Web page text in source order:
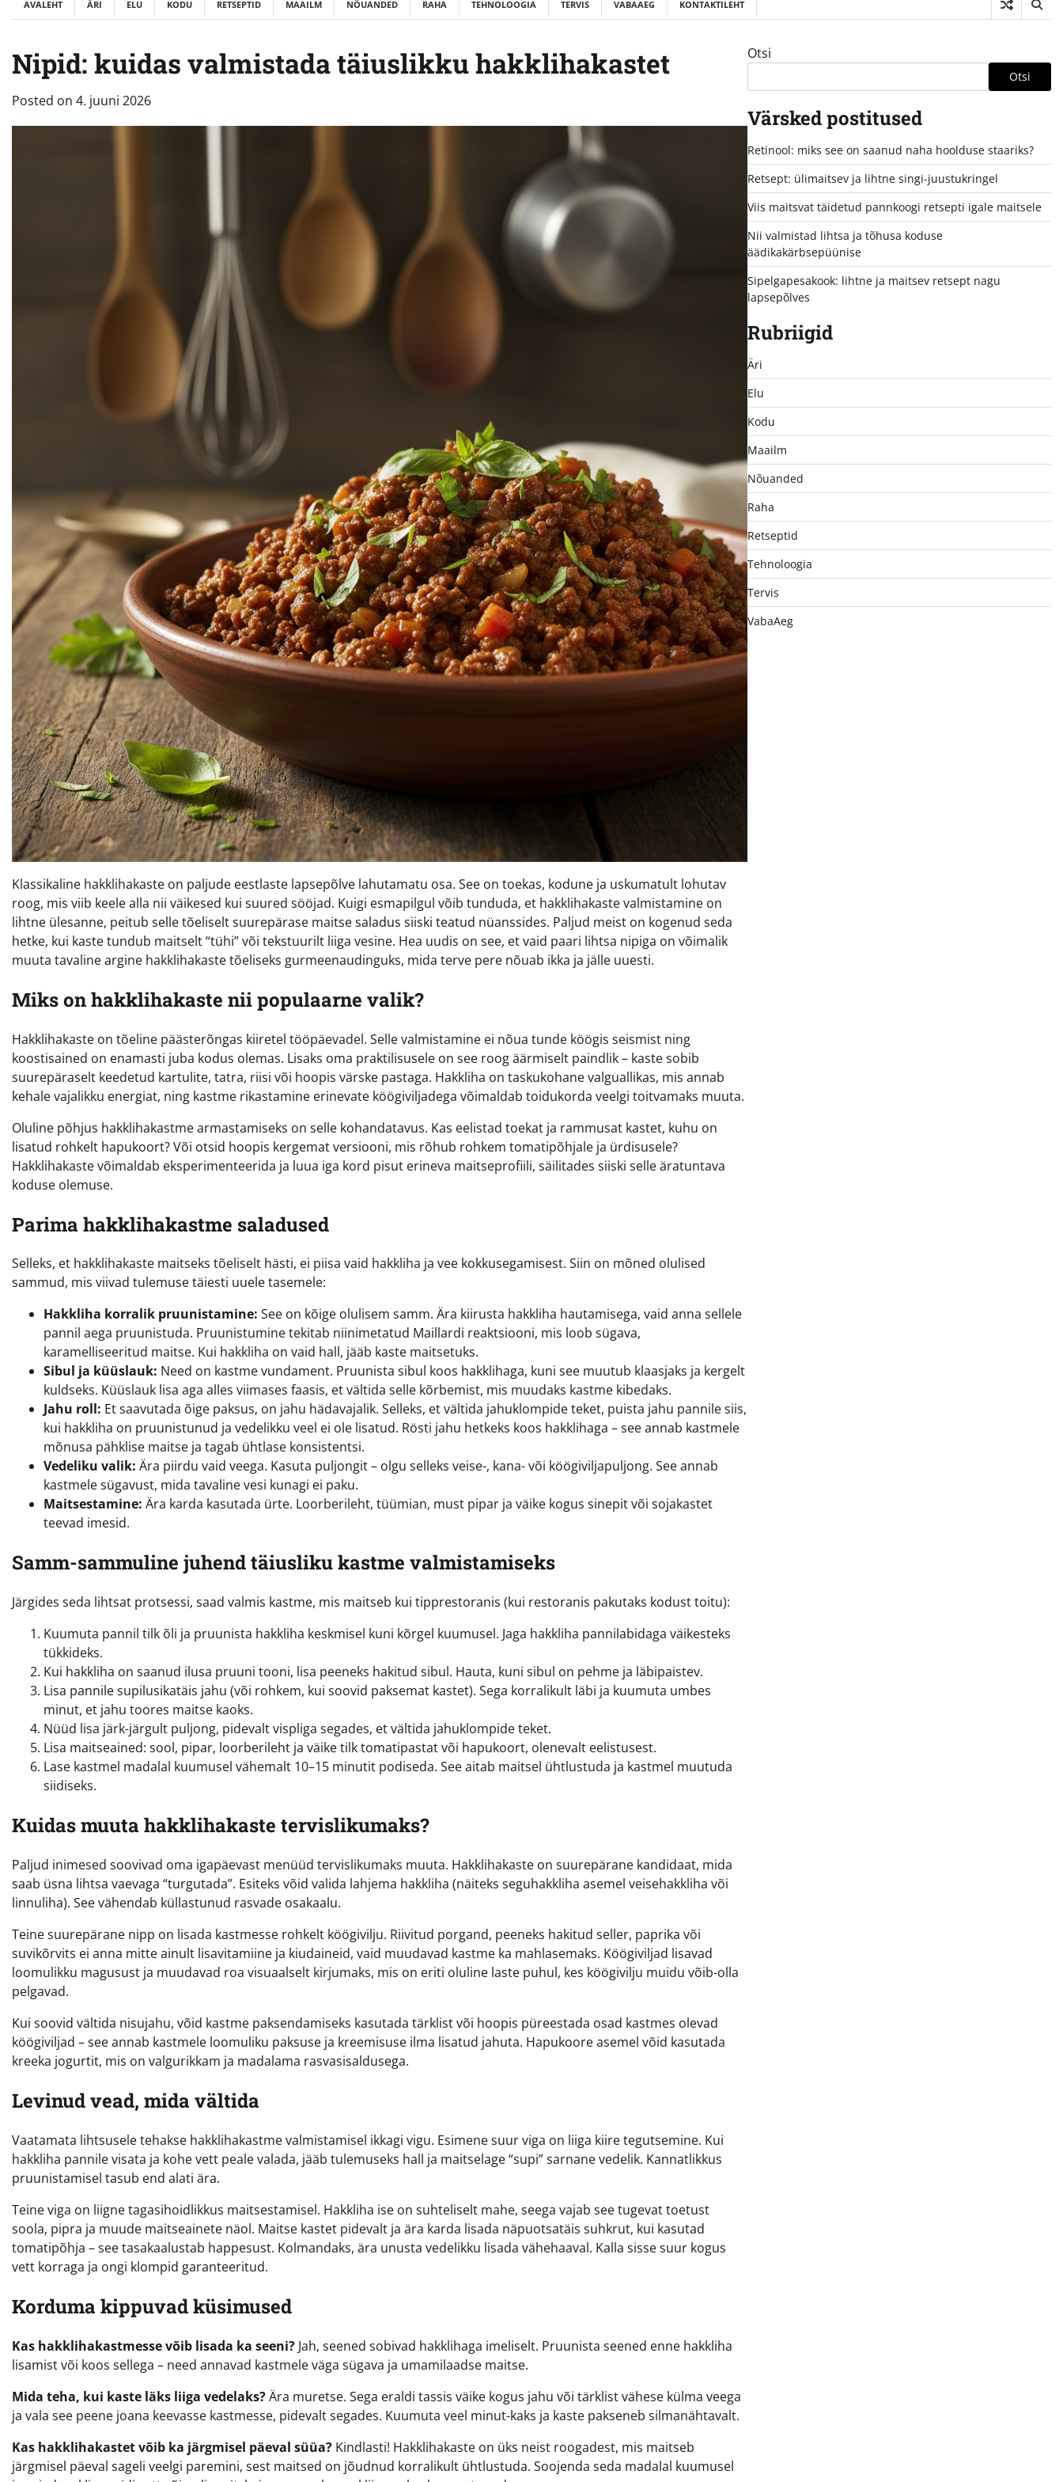
AVALEHT ÄRI ELU KODU RETSEPTID MAAILM NÕUANDED RAHA TEHNOLOOGIA TERVIS VABAAEG KONTAKTILEHT
Nipid: kuidas valmistada täiuslikku hakklihakastet
Posted on 4. juuni 2026
Klassikaline hakklihakaste on paljude eestlaste lapsepõlve lahutamatu osa. See on toekas, kodune ja uskumatult lohutav
roog, mis viib keele alla nii väikesed kui suured sööjad. Kuigi esmapilgul võib tunduda, et hakklihakaste valmistamine on
lihtne ülesanne, peitub selle tõeliselt suurepärase maitse saladus siiski teatud nüanssides. Paljud meist on kogenud seda
hetke, kui kaste tundub maitselt “tühi” või tekstuurilt liiga vesine. Hea uudis on see, et vaid paari lihtsa nipiga on võimalik
muuta tavaline argine hakklihakaste tõeliseks gurmeenaudinguks, mida terve pere nõuab ikka ja jälle uuesti.
Miks on hakklihakaste nii populaarne valik?
Hakklihakaste on tõeline päästerõngas kiiretel tööpäevadel. Selle valmistamine ei nõua tunde köögis seismist ning
koostisained on enamasti juba kodus olemas. Lisaks oma praktilisusele on see roog äärmiselt paindlik – kaste sobib
suurepäraselt keedetud kartulite, tatra, riisi või hoopis värske pastaga. Hakkliha on taskukohane valguallikas, mis annab
kehale vajalikku energiat, ning kastme rikastamine erinevate köögiviljadega võimaldab toidukorda veelgi toitvamaks muuta.
Oluline põhjus hakklihakastme armastamiseks on selle kohandatavus. Kas eelistad toekat ja rammusat kastet, kuhu on
lisatud rohkelt hapukoort? Või otsid hoopis kergemat versiooni, mis rõhub rohkem tomatipõhjale ja ürdisusele?
Hakklihakaste võimaldab eksperimenteerida ja luua iga kord pisut erineva maitseprofiili, säilitades siiski selle äratuntava
koduse olemuse.
Parima hakklihakastme saladused
Selleks, et hakklihakaste maitseks tõeliselt hästi, ei piisa vaid hakkliha ja vee kokkusegamisest. Siin on mõned olulised
sammud, mis viivad tulemuse täiesti uuele tasemele:
Hakkliha korralik pruunistamine: See on kõige olulisem samm. Ära kiirusta hakkliha hautamisega, vaid anna sellele
pannil aega pruunistuda. Pruunistumine tekitab niinimetatud Maillardi reaktsiooni, mis loob sügava,
karamelliseeritud maitse. Kui hakkliha on vaid hall, jääb kaste maitsetuks.
Sibul ja küüslauk: Need on kastme vundament. Pruunista sibul koos hakklihaga, kuni see muutub klaasjaks ja kergelt
kuldseks. Küüslauk lisa aga alles viimases faasis, et vältida selle kõrbemist, mis muudaks kastme kibedaks.
Jahu roll: Et saavutada õige paksus, on jahu hädavajalik. Selleks, et vältida jahuklompide teket, puista jahu pannile siis,
kui hakkliha on pruunistunud ja vedelikku veel ei ole lisatud. Rösti jahu hetkeks koos hakklihaga – see annab kastmele
mõnusa pähklise maitse ja tagab ühtlase konsistentsi.
Vedeliku valik: Ära piirdu vaid veega. Kasuta puljongit – olgu selleks veise-, kana- või köögiviljapuljong. See annab
kastmele sügavust, mida tavaline vesi kunagi ei paku.
Maitsestamine: Ära karda kasutada ürte. Loorberileht, tüümian, must pipar ja väike kogus sinepit või sojakastet
teevad imesid.
Samm-sammuline juhend täiusliku kastme valmistamiseks
Järgides seda lihtsat protsessi, saad valmis kastme, mis maitseb kui tipprestoranis (kui restoranis pakutaks kodust toitu):
Kuumuta pannil tilk õli ja pruunista hakkliha keskmisel kuni kõrgel kuumusel. Jaga hakkliha pannilabidaga väikesteks
tükkideks.
Kui hakkliha on saanud ilusa pruuni tooni, lisa peeneks hakitud sibul. Hauta, kuni sibul on pehme ja läbipaistev.
Lisa pannile supilusikatäis jahu (või rohkem, kui soovid paksemat kastet). Sega korralikult läbi ja kuumuta umbes
minut, et jahu toores maitse kaoks.
Nüüd lisa järk-järgult puljong, pidevalt vispliga segades, et vältida jahuklompide teket.
Lisa maitseained: sool, pipar, loorberileht ja väike tilk tomatipastat või hapukoort, olenevalt eelistusest.
Lase kastmel madalal kuumusel vähemalt 10–15 minutit podiseda. See aitab maitsel ühtlustuda ja kastmel muutuda
siidiseks.
Kuidas muuta hakklihakaste tervislikumaks?
Paljud inimesed soovivad oma igapäevast menüüd tervislikumaks muuta. Hakklihakaste on suurepärane kandidaat, mida
saab üsna lihtsa vaevaga “turgutada”. Esiteks võid valida lahjema hakkliha (näiteks seguhakkliha asemel veisehakkliha või
linnuliha). See vähendab küllastunud rasvade osakaalu.
Teine suurepärane nipp on lisada kastmesse rohkelt köögivilju. Riivitud porgand, peeneks hakitud seller, paprika või
suvikõrvits ei anna mitte ainult lisavitamiine ja kiudaineid, vaid muudavad kastme ka mahlasemaks. Köögiviljad lisavad
loomulikku magusust ja muudavad roa visuaalselt kirjumaks, mis on eriti oluline laste puhul, kes köögivilju muidu võib-olla
pelgavad.
Kui soovid vältida nisujahu, võid kastme paksendamiseks kasutada tärklist või hoopis püreestada osad kastmes olevad
köögiviljad – see annab kastmele loomuliku paksuse ja kreemisuse ilma lisatud jahuta. Hapukoore asemel võid kasutada
kreeka jogurtit, mis on valgurikkam ja madalama rasvasisaldusega.
Levinud vead, mida vältida
Vaatamata lihtsusele tehakse hakklihakastme valmistamisel ikkagi vigu. Esimene suur viga on liiga kiire tegutsemine. Kui
hakkliha pannile visata ja kohe vett peale valada, jääb tulemuseks hall ja maitselage “supi” sarnane vedelik. Kannatlikkus
pruunistamisel tasub end alati ära.
Teine viga on liigne tagasihoidlikkus maitsestamisel. Hakkliha ise on suhteliselt mahe, seega vajab see tugevat toetust
soola, pipra ja muude maitseainete näol. Maitse kastet pidevalt ja ära karda lisada näpuotsatäis suhkrut, kui kasutad
tomatipõhja – see tasakaalustab happesust. Kolmandaks, ära unusta vedelikku lisada vähehaaval. Kalla sisse suur kogus
vett korraga ja ongi klompid garanteeritud.
Korduma kippuvad küsimused
Kas hakklihakastmesse võib lisada ka seeni? Jah, seened sobivad hakklihaga imeliselt. Pruunista seened enne hakkliha
lisamist või koos sellega – need annavad kastmele väga sügava ja umamilaadse maitse.
Mida teha, kui kaste läks liiga vedelaks?Ära muretse. Sega eraldi tassis väike kogus jahu või tärklist vähese külma veega
ja vala see peene joana keevasse kastmesse, pidevalt segades. Kuumuta veel minut-kaks ja kaste pakseneb silmanähtavalt.
Kas hakklihakastet võib ka järgmisel päeval süüa? Kindlasti! Hakklihakaste on üks neist roogadest, mis maitseb
järgmisel päeval sageli veelgi paremini, sest maitsed on jõudnud korralikult ühtlustuda. Soojenda seda madalal kuumusel
Otsi
Otsi
Värsked postitused
Retinool: miks see on saanud naha hoolduse staariks?
Retsept: ülimaitsev ja lihtne singi-juustukringel
Viis maitsvat täidetud pannkoogi retsepti igale maitsele
Nii valmistad lihtsa ja tõhusa koduse
äädikakärbsepüünise
Sipelgapesakook: lihtne ja maitsev retsept nagu
lapsepõlves
Rubriigid
Äri
Elu
Kodu
Maailm
Nõuanded
Raha
Retseptid
Tehnoloogia
Tervis
VabaAeg